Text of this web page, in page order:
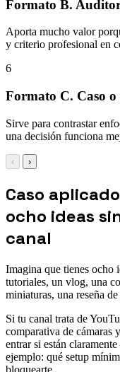
Formato B.
Aporta mucho valor
y criterio profesional en
6
Formato C. Caso
Sirve para contrastar
una decisión funciona
‹ ›
Caso
ocho ideas
canal
Imagina que tienes ocho
tutoriales, un vlog, una
miniaturas, una reseña
Si tu canal trata de
comparativa de cámaras
entrar si están
ejemplo: qué setup
bloquearte.